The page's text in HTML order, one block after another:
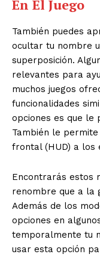
En El Juego
También puedes
ocultar tu nombre
superposición.
relevantes para
muchos juegos
funcionalidades
opciones es que le
También le
frontal (HUD) a los
Encontrarás estos
renombre que a la
Además de los
opciones en
temporalmente tu
usar esta opción